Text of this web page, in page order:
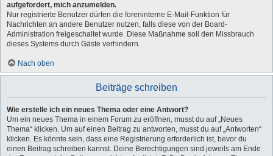
aufgefordert, mich anzumelden.
Nur registrierte Benutzer dürfen die foreninterne E-Mail-Funktion für
Nachrichten an andere Benutzer nutzen, falls diese von der Board-
Administration freigeschaltet wurde. Diese Maßnahme soll den Missbrauch
dieses Systems durch Gäste verhindern.
Nach oben
Beiträge schreiben
Wie erstelle ich ein neues Thema oder eine Antwort?
Um ein neues Thema in einem Forum zu eröffnen, musst du auf „Neues
Thema“ klicken. Um auf einen Beitrag zu antworten, musst du auf „Antworten“
klicken. Es könnte sein, dass eine Registrierung erforderlich ist, bevor du
einen Beitrag schreiben kannst. Deine Berechtigungen sind jeweils am Ende